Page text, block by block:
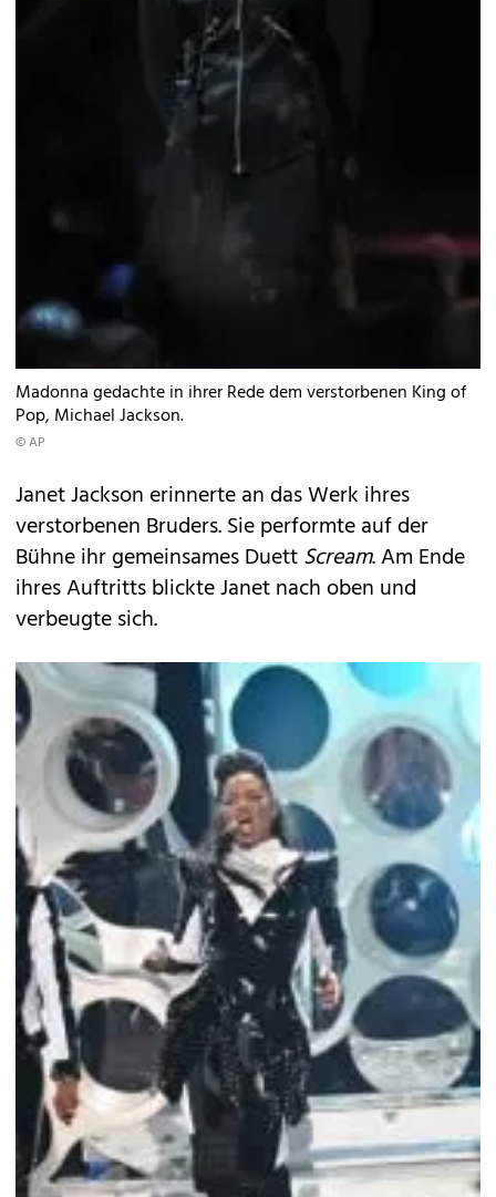
Madonna gedachte in ihrer Rede dem verstorbenen King of
Pop, Michael Jackson.
© AP
Janet Jackson erinnerte an das Werk ihres
verstorbenen Bruders. Sie performte auf der
Bühne ihr gemeinsames DuettScream. Am Ende
ihres Auftritts blickte Janet nach oben und
verbeugte sich.